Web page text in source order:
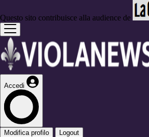
Questo sito contribuisce alla audience de
Accedi
Modifica profilo Logout